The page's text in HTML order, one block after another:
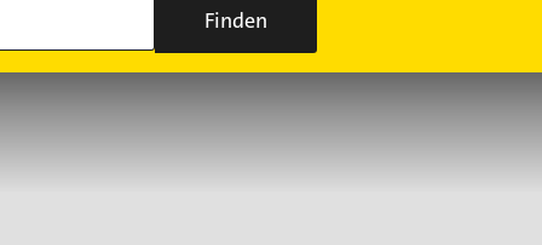
Finden